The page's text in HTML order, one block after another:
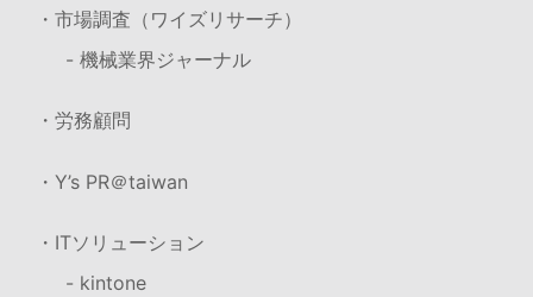
・市場調査（ワイズリサーチ）
- 機械業界ジャーナル
・労務顧問
・Y’s PR＠taiwan
・ITソリューション
- kintone